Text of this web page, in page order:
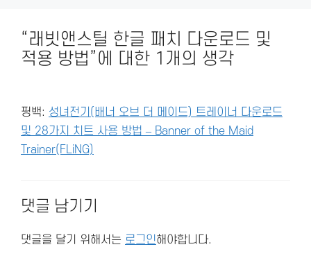
“래빗앤스틸 한글 패치 다운로드 및
적용 방법”에 대한 1개의 생각
핑백: 성녀전기(배너 오브 더 메이드) 트레이너 다운로드
및 28가지 치트 사용 방법 – Banner of the Maid
Trainer(FLiNG)
댓글 남기기
댓글을 달기 위해서는 로그인해야합니다.